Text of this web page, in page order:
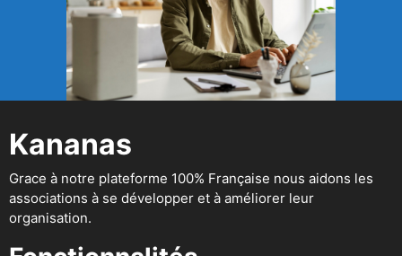
Kananas
Grace à notre plateforme 100% Française nous aidons les
associations à se développer et à améliorer leur
organisation.